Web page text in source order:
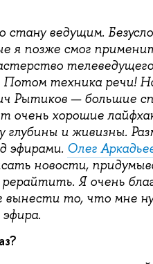
ведущим.
я позже смог
Потом техника речи!
Рытиков — большие
очень хорошие
глубины и живизны.
эфирами. Олег
новости,
Я очень
вынести то, что мне